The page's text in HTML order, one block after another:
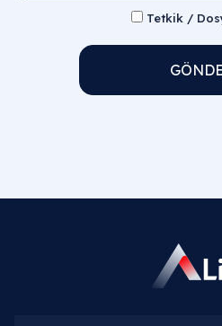
Tetkik /